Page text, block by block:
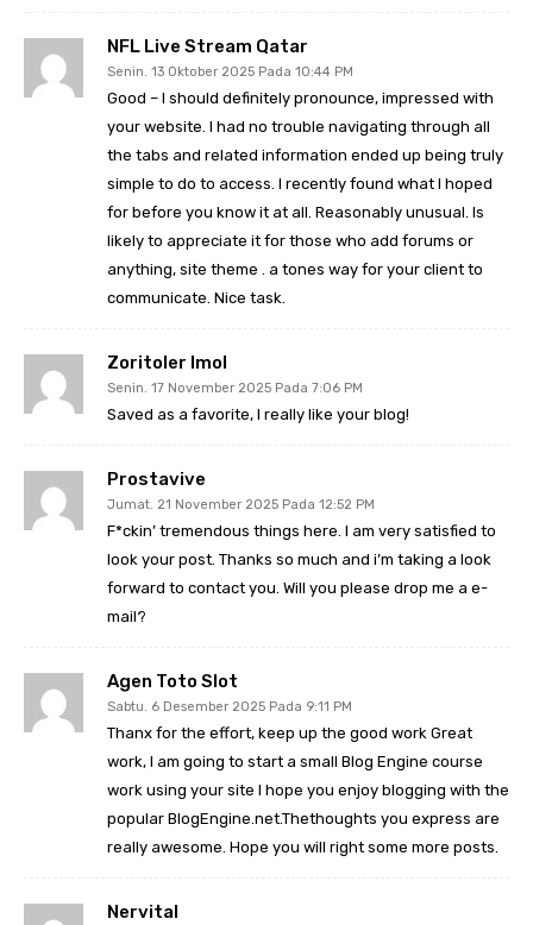
NFL Live Stream Qatar
Senin. 13 Oktober 2025 Pada 10:44 PM
Good – I should definitely pronounce, impressed with
your website. I had no trouble navigating through all
the tabs and related information ended up being truly
simple to do to access. I recently found what I hoped
for before you know it at all. Reasonably unusual. Is
likely to appreciate it for those who add forums or
anything, site theme . a tones way for your client to
communicate. Nice task.
Zoritoler Imol
Senin. 17 November 2025 Pada 7:06 PM
Saved as a favorite, I really like your blog!
Prostavive
Jumat. 21 November 2025 Pada 12:52 PM
F*ckin’ tremendous things here. I am very satisfied to
look your post. Thanks so much and i’m taking a look
forward to contact you. Will you please drop me a e-
mail?
Agen Toto Slot
Sabtu. 6 Desember 2025 Pada 9:11 PM
Thanx for the effort, keep up the good work Great
work, I am going to start a small Blog Engine course
work using your site I hope you enjoy blogging with the
popular BlogEngine.net.Thethoughts you express are
really awesome. Hope you will right some more posts.
Nervital